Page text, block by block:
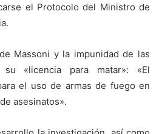
el Protocolo del Ministro de
Massoni y la impunidad de las
«licencia para matar»: «El
el uso de armas de fuego en
asesinatos».